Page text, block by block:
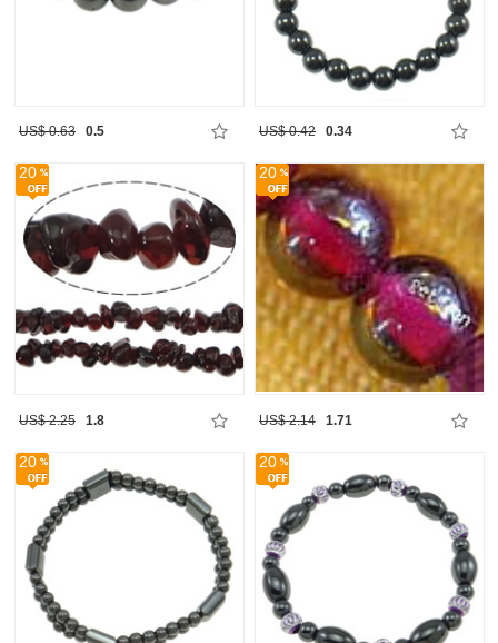
US$ 0.63 0.5 US$ 0.42 0.34
20
US$ 2.25 1.8
20
US$ 2.14 1.71
20 20